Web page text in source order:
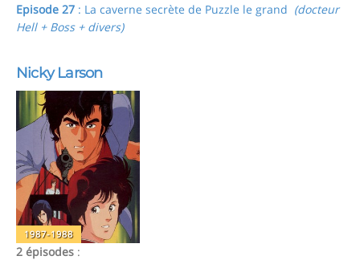
Episode 27 : La caverne secrète de Puzzle le grand (docteur
Hell + Boss + divers)
Nicky Larson
1987-1988
2 épisodes :